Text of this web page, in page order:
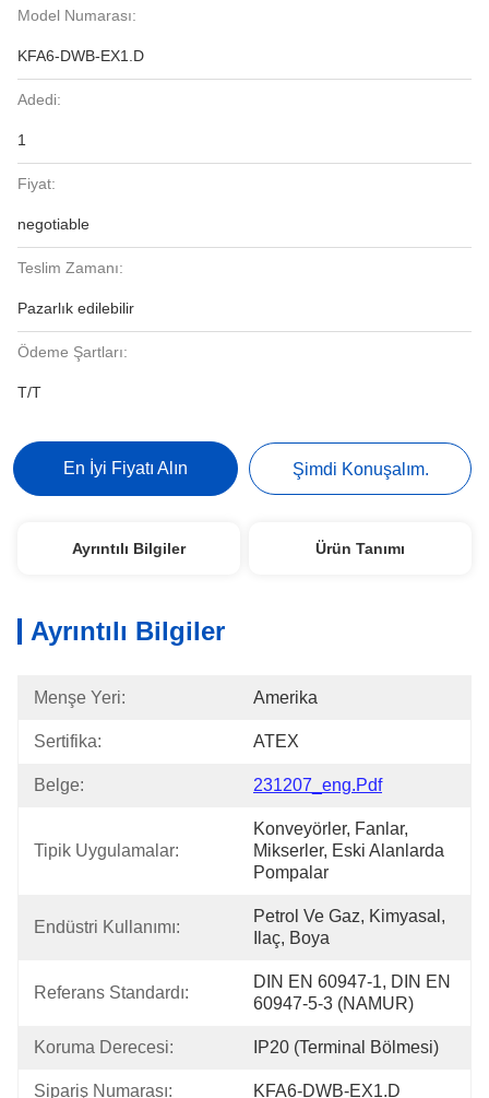
Model Numarası:
KFA6-DWB-EX1.D
Adedi:
1
Fiyat:
negotiable
Teslim Zamanı:
Pazarlık edilebilir
Ödeme Şartları:
T/T
En İyi Fiyatı Alın Şimdi Konuşalım.
Ayrıntılı Bilgiler Ürün Tanımı
Ayrıntılı Bilgiler
Menşe Yeri: Amerika
Sertifika: ATEX
Belge: 231207_eng.pdf
Tipik Uygulamalar:
Konveyörler, Fanlar,
Mikserler, Eski Alanlarda
Pompalar
Endüstri Kullanımı:
Petrol Ve Gaz, Kimyasal,
Ilaç, Boya
Referans Standardı:
DIN EN 60947-1, DIN EN
60947-5-3 (NAMUR)
Koruma Derecesi: IP20 (terminal Bölmesi)
Sipariş Numarası: KFA6-DWB-EX1.D